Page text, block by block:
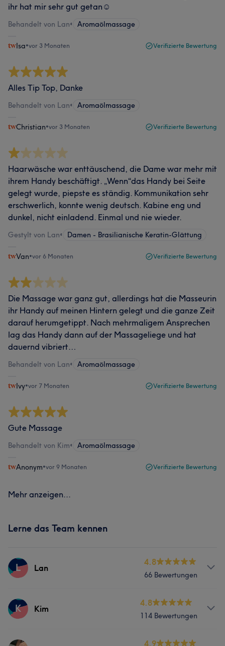
ihr hat mir sehr gut getan☺️
Behandelt von Lan• Aromaölmassage
Isa•vor 3 Monaten Verifizierte Bewertung
Alles Tip Top, Danke
Behandelt von Lan• Aromaölmassage
Christian•vor 3 Monaten Verifizierte Bewertung
Haarwäsche war enttäuschend, die Dame war mehr mit
ihrem Handy beschäftigt. „Wenn“das Handy bei Seite
gelegt wurde, piepste es ständig. Kommunikation sehr
erschwerlich, konnte wenig deutsch. Kabine eng und
dunkel, nicht einladend. Einmal und nie wieder.
Gestylt von Lan• Damen - Brasilianische Keratin-Glättung
Van•vor 6 Monaten Verifizierte Bewertung
Die Massage war ganz gut, allerdings hat die Masseurin
ihr Handy auf meinen Hintern gelegt und die ganze Zeit
darauf herumgetippt. Nach mehrmaligem Ansprechen
lag das Handy dann auf der Massageliege und hat
dauernd vibriert…
Behandelt von Lan• Aromaölmassage
Ivy•vor 7 Monaten Verifizierte Bewertung
Gute Massage
Behandelt von Kim• Aromaölmassage
Anonym•vor 9 Monaten Verifizierte Bewertung
Mehr anzeigen...
Lerne das Team kennen
L Lan
4.8
66 Bewertungen
Services
K Kim
4.8
114 Bewertungen
Services 4.9